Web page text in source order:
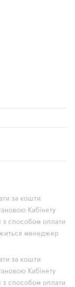
за кошти
Кабінету
з способом оплати
менеджер
за кошти
Кабінету
з способом оплати